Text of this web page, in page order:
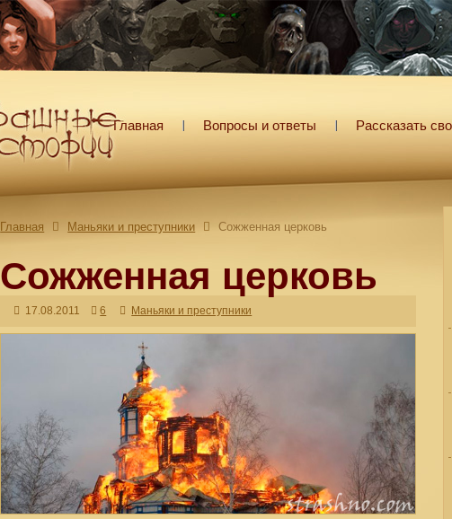
Главная Вопросы и ответы Рассказать
Главная Маньяки и преступники Сожженная церковь
Сожженная церковь
17.08.2011 6 Маньяки и преступники